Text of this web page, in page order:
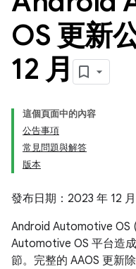
OS 更新
12 月
這個頁面中的內容
公告事項
常見問題與解答
版本
發布日期：2023 年 12
Android Automotive OS
Automotive OS 平台造
節。完整的 AAOS 更新